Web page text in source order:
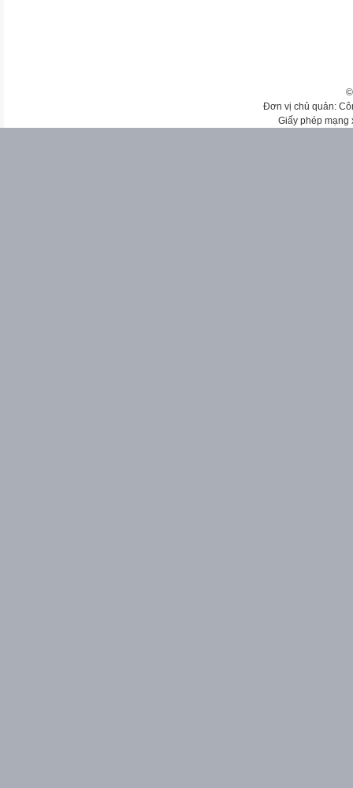
Đơn vị chủ quản:
Giấy phép mạng